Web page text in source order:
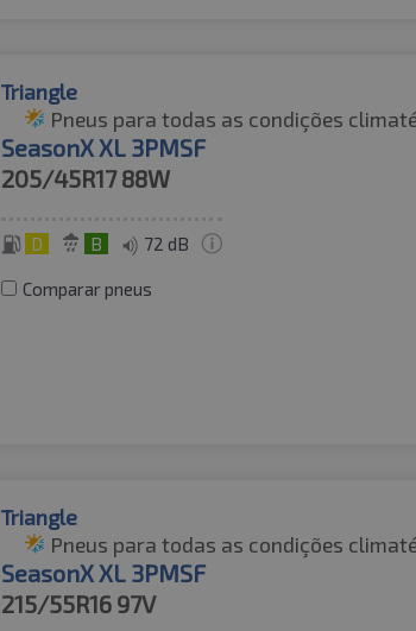
Triangle
Pneus para todas as condições
SeasonX XL 3PMSF
205/45R1788W
D B 72 dB
Comparar pneus
Triangle
Pneus para todas as condições
SeasonX XL 3PMSF
215/55R16 97V